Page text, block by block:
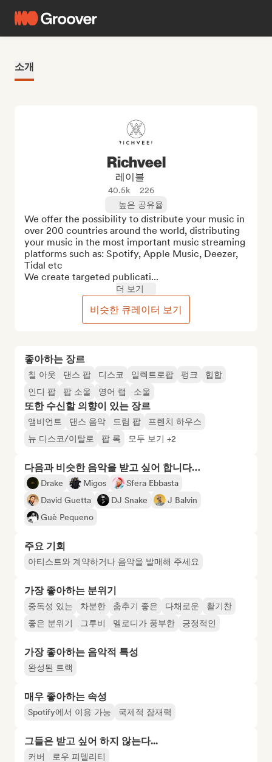
소개
좋아하는 장르
칠 아웃 댄스 팝 디스코 일렉트로팝 펑크
힙합
인디 팝
팝 소울 영어 랩 소울
또한 수신할 의향이 있는 장르
앰비언트 댄스 음악 드림 팝
프렌치 하우스
뉴 디스코/이탈로
팝 록 모두 보기 +2
다음과 비슷한 음악을 받고 싶어 합니다…
Drake Migos
Sfera Ebbasta
David Guetta
DJ Snake
J Balvin
Guè Pequeno
주요 기회
아티스트와 계약하거나 음악을 발매해 주세요
가장 좋아하는 분위기
중독성 있는 차분한 춤추기 좋은 다채로운
활기찬
좋은 분위기
그루비 멜로디가 풍부한 긍정적인
가장 좋아하는 음악적 특성
완성된 트랙
매우 좋아하는 속성
Spotify에서 이용 가능 국제적 잠재력
그들은 받고 싶어 하지 않는다...
커버 로우 피델리티
Richveel
레이블
40.5k
226
높은 공유율
We offer the possibility to distribute your music in
over 200 countries around the world, distributing
your music in the most important music streaming
platforms such as: Spotify, Apple Music, Deezer,
Tidal etc
We create targeted publicati...
더 보기
비슷한 큐레이터 보기